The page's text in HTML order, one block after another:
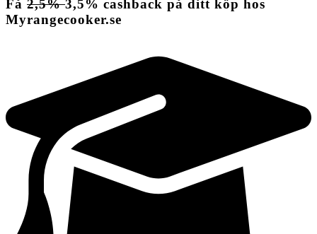
Få 2,5%3,5% cashback på ditt köp hos
Myrangecooker.se